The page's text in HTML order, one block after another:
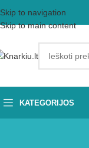
Skip to navigation
Skip to main content
KATEGORIJOS